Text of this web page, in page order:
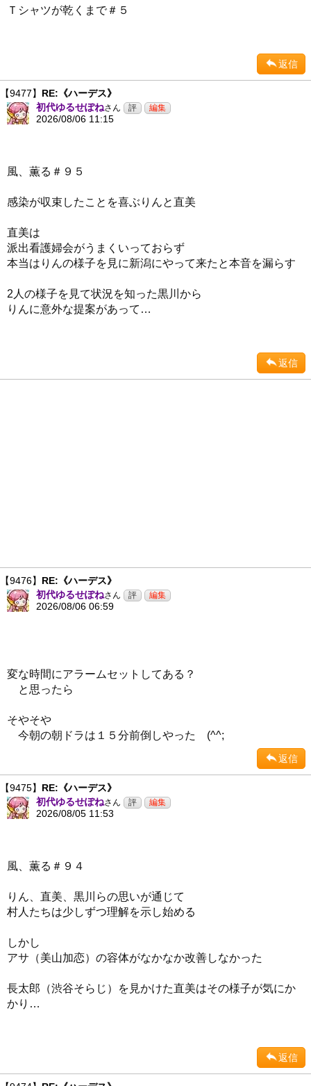
Ｔシャツが乾くまで＃５
返信
【9477】 RE:《ハーデス》
初代ゆるせぽねさん
2026/08/06 11:15
風、薫る＃９５
感染が収束したことを喜ぶりんと直美
直美は
派出看護婦会がうまくいっておらず
本当はりんの様子を見に新潟にやって来たと本音を漏らす
2人の様子を見て状況を知った黒川から
りんに意外な提案があって…
返信
【9476】 RE:《ハーデス》
初代ゆるせぽねさん
2026/08/06 06:59
変な時間にアラームセットしてある？
と思ったら
そやそや
今朝の朝ドラは１５分前倒しやった (^^;
返信
【9475】 RE:《ハーデス》
初代ゆるせぽねさん
2026/08/05 11:53
風、薫る＃９４
りん、直美、黒川らの思いが通じて
村人たちは少しずつ理解を示し始める
しかし
アサ（美山加恋）の容体がなかなか改善しなかった
長太郎（渋谷そらじ）を見かけた直美はその様子が気にか
かり…
返信